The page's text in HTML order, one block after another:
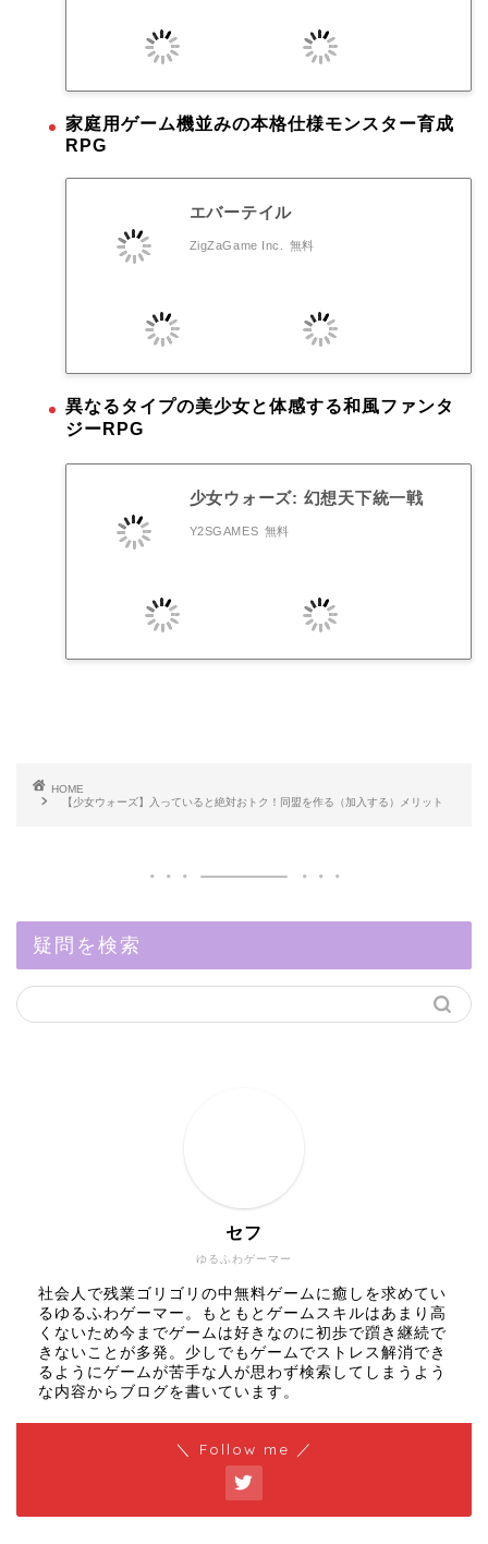
家庭用ゲーム機並みの本格仕様モンスター育成
RPG
エバーテイル
ZigZaGame Inc. 無料
異なるタイプの美少女と体感する和風ファンタ
ジーRPG
少女ウォーズ: 幻想天下統一戦
Y2SGAMES 無料
HOME
【少女ウォーズ】入っていると絶対おトク！同盟を作る（加入する）メリット
疑問を検索
ゆるふわゲーマー
セフ
社会人で残業ゴリゴリの中無料ゲームに癒しを求めてい
るゆるふわゲーマー。もともとゲームスキルはあまり高
くないため今までゲームは好きなのに初歩で躓き継続で
きないことが多発。少しでもゲームでストレス解消でき
るようにゲームが苦手な人が思わず検索してしまうよう
な内容からブログを書いています。
＼ Follow me ／